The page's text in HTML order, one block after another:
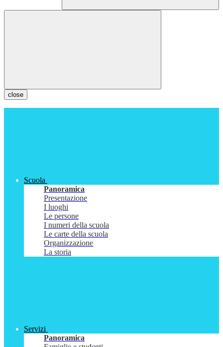
close
Scuola
Panoramica
Presentazione
I luoghi
Le persone
I numeri della scuola
Le carte della scuola
Organizzazione
La storia
Servizi
Panoramica